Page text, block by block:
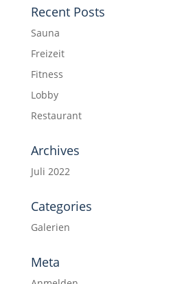
Recent Posts
Sauna
Freizeit
Fitness
Lobby
Restaurant
Archives
Juli 2022
Categories
Galerien
Meta